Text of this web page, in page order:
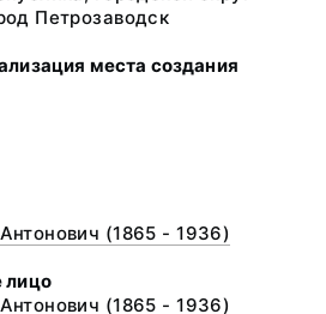
Петрозаводск
места создания
(1865 - 1936)
лицо
(1865 - 1936)